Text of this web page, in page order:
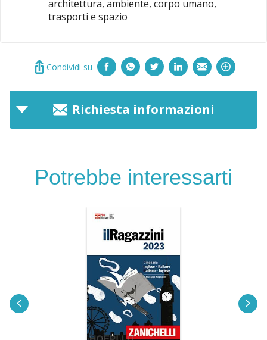
architettura, ambiente, corpo umano,
trasporti e spazio
Condividi su
Richiesta informazioni
Potrebbe interessarti